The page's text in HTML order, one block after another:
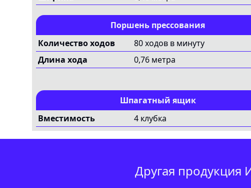
Поршень прессования
Количество ходов
80 ходов в минуту
Длина хода
0,76 метра
Шпагатный ящик
Вместимость
4 клубка
Другая продукция